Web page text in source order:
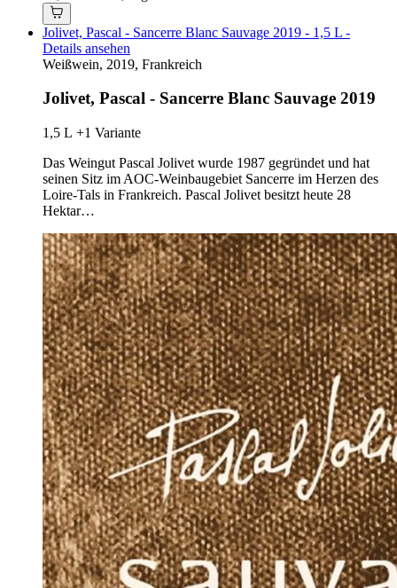
Jolivet, Pascal - Sancerre Blanc Sauvage 2019 - 1,5 L -
Details ansehen
Weißwein, 2019, Frankreich
Jolivet, Pascal - Sancerre Blanc Sauvage 2019
1,5 L +1 Variante
Das Weingut Pascal Jolivet wurde 1987 gegründet und hat
seinen Sitz im AOC-Weinbaugebiet Sancerre im Herzen des
Loire-Tals in Frankreich. Pascal Jolivet besitzt heute 28
Hektar…